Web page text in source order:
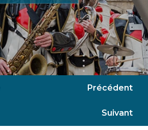
Précédent
Suivant